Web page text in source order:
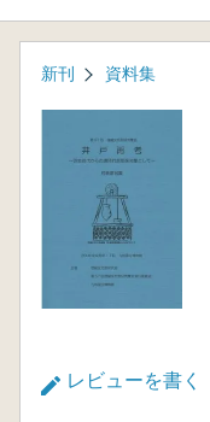
新刊 資料集
レビューを書く